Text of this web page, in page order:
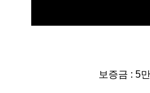
보증금 : 5